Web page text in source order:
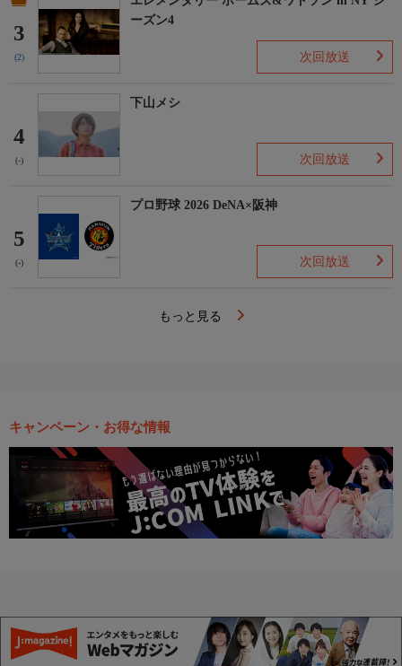
3
(2)
ーズン4
次回放送
4
(-)
下山メシ
次回放送
5
(-)
プロ野球 2026 DeNA×阪神
次回放送
もっと見る
キャンペーン・お得な情報